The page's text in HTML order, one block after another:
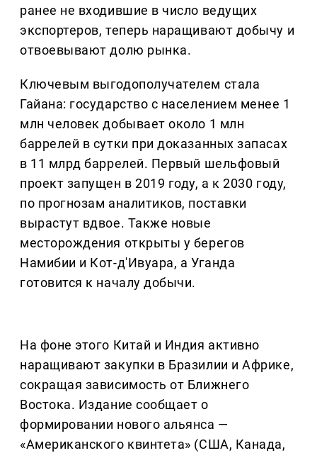
ранее не входившие в число ведущих
экспортеров, теперь наращивают добычу и
отвоевывают долю рынка.
Ключевым выгодополучателем стала
Гайана: государство с населением менее 1
млн человек добывает около 1 млн
баррелей в сутки при доказанных запасах
в 11 млрд баррелей. Первый шельфовый
проект запущен в 2019 году, а к 2030 году,
по прогнозам аналитиков, поставки
вырастут вдвое. Также новые
месторождения открыты у берегов
Намибии и Кот-д'Ивуара, а Уганда
готовится к началу добычи.
На фоне этого Китай и Индия активно
наращивают закупки в Бразилии и Африке,
сокращая зависимость от Ближнего
Востока. Издание сообщает о
формировании нового альянса —
«Американского квинтета» (США, Канада,